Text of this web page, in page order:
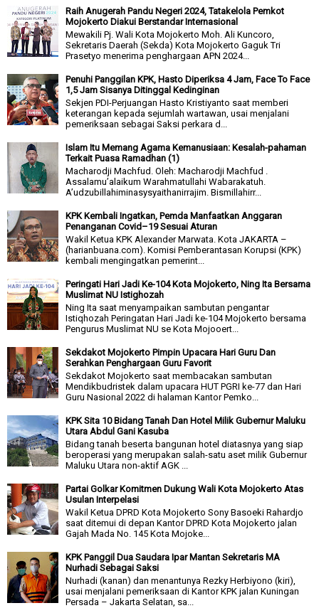
Raih Anugerah Pandu Negeri 2024, Tatakelola Pemkot
Mojokerto Diakui Berstandar Internasional
Mewakili Pj. Wali Kota Mojokerto Moh. Ali Kuncoro,
Sekretaris Daerah (Sekda) Kota Mojokerto Gaguk Tri
Prasetyo menerima penghargaan APN 2024...
Penuhi Panggilan KPK, Hasto Diperiksa 4 Jam, Face To Face
1,5 Jam Sisanya Ditinggal Kedinginan
Sekjen PDI-Perjuangan Hasto Kristiyanto saat memberi
keterangan kepada sejumlah wartawan, usai menjalani
pemeriksaan sebagai Saksi perkara d...
Islam Itu Memang Agama Kemanusiaan: Kesalah-pahaman
Terkait Puasa Ramadhan (1)
Macharodji Machfud. Oleh: Macharodji Machfud .
Assalamu’alaikum Warahmatullahi Wabarakatuh.
A’udzubillahiminasysyaithanirrajim. Bismillahirr...
KPK Kembali Ingatkan, Pemda Manfaatkan Anggaran
Penanganan Covid–19 Sesuai Aturan
Wakil Ketua KPK Alexander Marwata. Kota JAKARTA –
(harianbuana.com). Komisi Pemberantasan Korupsi (KPK)
kembali mengingatkan pemerint...
Peringati Hari Jadi Ke-104 Kota Mojokerto, Ning Ita Bersama
Muslimat NU Istighozah
Ning Ita saat menyampaikan sambutan pengantar
Istiqhozah Peringatan Hari Jadi ke-104 Mojokerto bersama
Pengurus Muslimat NU se Kota Mojooert...
Sekdakot Mojokerto Pimpin Upacara Hari Guru Dan
Serahkan Penghargaan Guru Favorit
Sekdakot Mojokerto saat membacakan sambutan
Mendikbudristek dalam upacara HUT PGRI ke-77 dan Hari
Guru Nasional 2022 di halaman Kantor Pemko...
KPK Sita 10 Bidang Tanah Dan Hotel Milik Gubernur Maluku
Utara Abdul Gani Kasuba
Bidang tanah beserta bangunan hotel diatasnya yang siap
beroperasi yang merupakan salah-satu aset milik Gubernur
Maluku Utara non-aktif AGK ...
Partai Golkar Komitmen Dukung Wali Kota Mojokerto Atas
Usulan Interpelasi
Wakil Ketua DPRD Kota Mojokerto Sony Basoeki Rahardjo
saat ditemui di depan Kantor DPRD Kota Mojokerto jalan
Gajah Mada No. 145 Kota Mojoke...
KPK Panggil Dua Saudara Ipar Mantan Sekretaris MA
Nurhadi Sebagai Saksi
Nurhadi (kanan) dan menantunya Rezky Herbiyono (kiri),
usai menjalani pemeriksaan di Kantor KPK jalan Kuningan
Persada – Jakarta Selatan, sa...